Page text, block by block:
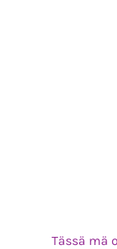
Tässä mä